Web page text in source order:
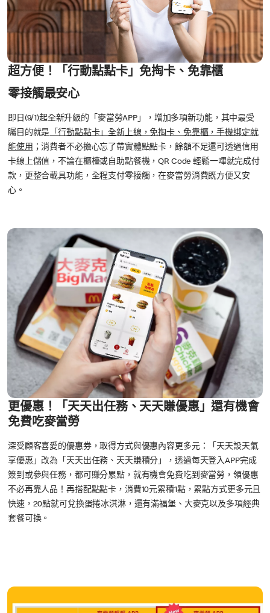
超方便！「行動點點卡」免掏卡、免靠櫃
零接觸最安心
即日(9/1)起全新升級的「麥當勞APP」，增加多項新功能，其中最受
矚目的就是 「行動點點卡」全新上線，免掏卡、免靠櫃，手機綁定就
能使用 ；消費者不必擔心忘了帶實體點點卡，餘額不足還可透過信用
卡線上儲值，不論在櫃檯或自助點餐機，QR Code 輕鬆一嗶就完成付
款，更整合載具功能，全程支付零接觸，在麥當勞消費既方便又安
心。
更優惠！「天天出任務、天天賺優惠」還有機會
免費吃麥當勞
深受顧客喜愛的優惠券，取得方式與優惠內容更多元：「天天設天氣
享優惠」改為「天天出任務、天天賺積分」，透過每天登入APP完成
簽到或參與任務，都可賺分累點，就有機會免費吃到麥當勞，領優惠
不必再靠人品！再搭配點點卡，消費10元累積1點，累點方式更多元且
快速，20點就可兌換蛋捲冰淇淋，還有滿福堡、大麥克以及多項經典
套餐可換。